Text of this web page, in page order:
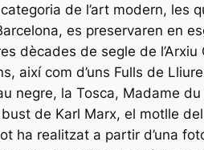
de l’art modern, les
es preservaren en
dècades de segle de
així com d’uns Fulls de
negre, la Tosca, Madame
de Karl Marx, el motlle
ha realitzat a partir d’una